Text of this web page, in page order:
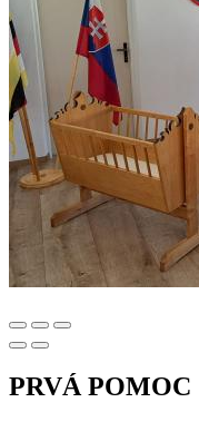
PRVÁ POMOC